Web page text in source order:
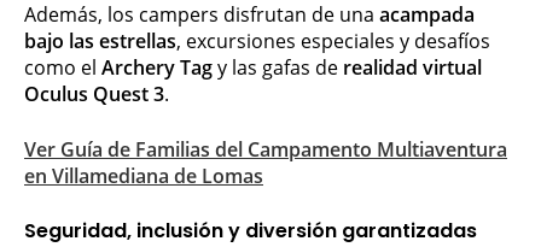
Además, los campers disfrutan de una acampada
bajo las estrellas, excursiones especiales y desafíos
como el Archery Tagy las gafas de realidad virtual
Oculus Quest 3.
Ver Guía de Familias del Campamento Multiaventura
en Villamediana de Lomas
Seguridad, inclusión y diversión garantizadas